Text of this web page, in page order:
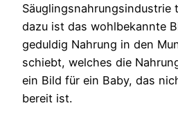
Säuglingsnahrungsindustrie
dazu ist das wohlbekannte
geduldig Nahrung in den
schiebt, welches die
ein Bild für ein Baby, das
bereit ist.